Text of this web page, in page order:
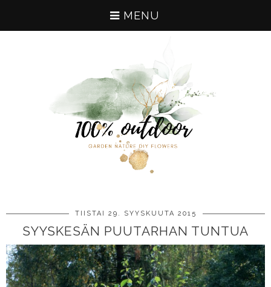
MENU
TIISTAI 29. SYYSKUUTA 2015
SYYSKESÄN PUUTARHAN TUNTUA